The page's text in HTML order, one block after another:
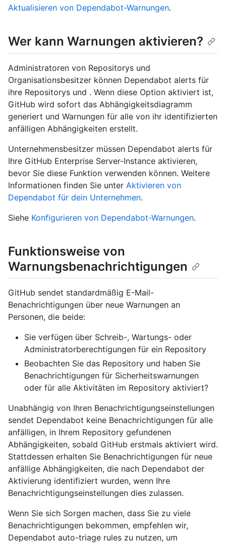
Aktualisieren von Dependabot-Warnungen.
Wer kann Warnungen aktivieren?
Administratoren von Repositorys und
Organisationsbesitzer können Dependabot alerts für
ihre Repositorys und . Wenn diese Option aktiviert ist,
GitHub wird sofort das Abhängigkeitsdiagramm
generiert und Warnungen für alle von ihr identifizierten
anfälligen Abhängigkeiten erstellt.
Unternehmensbesitzer müssen Dependabot alerts für
Ihre GitHub Enterprise Server-Instance aktivieren,
bevor Sie diese Funktion verwenden können. Weitere
Informationen finden Sie unter Aktivieren von
Dependabot für dein Unternehmen.
Siehe Konfigurieren von Dependabot-Warnungen.
Funktionsweise von
Warnungsbenachrichtigungen
GitHub sendet standardmäßig E-Mail-
Benachrichtigungen über neue Warnungen an
Personen, die beide:
Sie verfügen über Schreib-, Wartungs- oder
Administratorberechtigungen für ein Repository
Beobachten Sie das Repository und haben Sie
Benachrichtigungen für Sicherheitswarnungen
oder für alle Aktivitäten im Repository aktiviert?
Unabhängig von Ihren Benachrichtigungseinstellungen
sendet Dependabot keine Benachrichtigungen für alle
anfälligen, in Ihrem Repository gefundenen
Abhängigkeiten, sobald GitHub erstmals aktiviert wird.
Stattdessen erhalten Sie Benachrichtigungen für neue
anfällige Abhängigkeiten, die nach Dependabot der
Aktivierung identifiziert wurden, wenn Ihre
Benachrichtigungseinstellungen dies zulassen.
Wenn Sie sich Sorgen machen, dass Sie zu viele
Benachrichtigungen bekommen, empfehlen wir,
Dependabot auto-triage rules zu nutzen, um